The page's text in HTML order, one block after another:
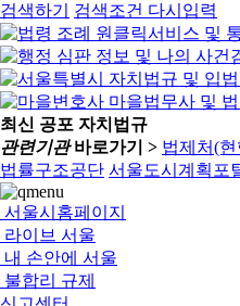
검색하기 검색조건 다시입력
최신 공포 자치법규
관련기관바로가기 > 법제처(
법률구조공단 서울도시계획포
서울시홈페이지
라이브 서울
내 손안에 서울
불합리 규제